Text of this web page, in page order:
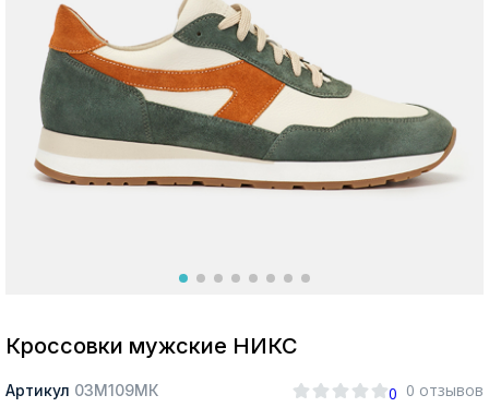
Москва
Кроссовки мужские НИКС
Артикул 03М109МК 0 0 отзывов